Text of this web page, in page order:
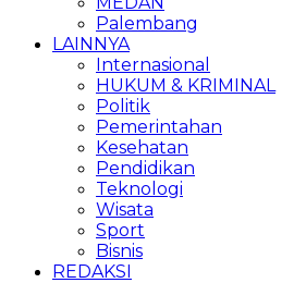
Palembang
LAINNYA
Internasional
HUKUM & KRIMINAL
Politik
Pemerintahan
Kesehatan
Pendidikan
Teknologi
Wisata
Sport
Bisnis
REDAKSI